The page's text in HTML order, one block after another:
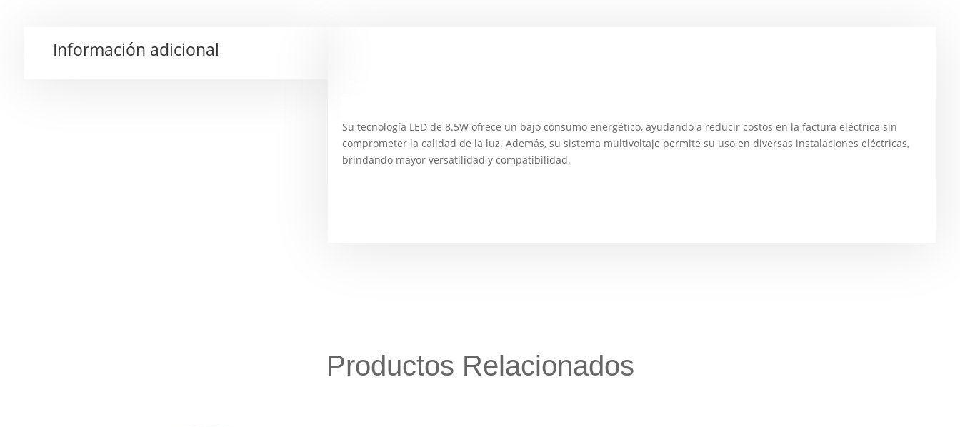
Información adicional
Su tecnología LED de 8.5W ofrece un bajo consumo energético, ayudando a reducir costos en la factura eléctrica sin
comprometer la calidad de la luz. Además, su sistema multivoltaje permite su uso en diversas instalaciones eléctricas,
brindando mayor versatilidad y compatibilidad.
Productos Relacionados